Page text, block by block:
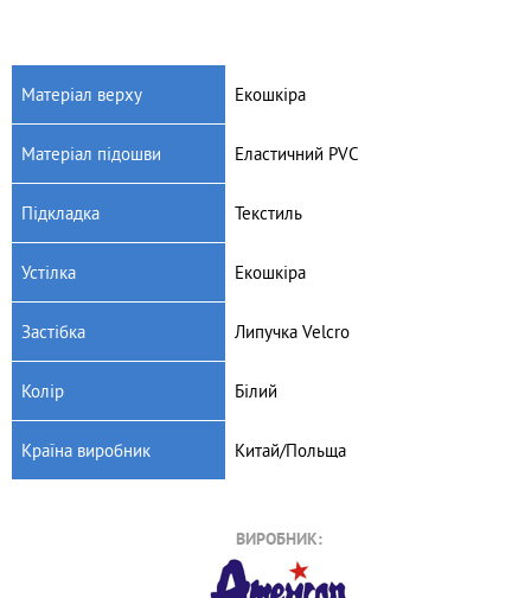
club 395/19
795грн.
Матеріал верху Екошкіра
Матеріал підошви Еластичний PVC
Підкладка Текстиль
Устілка Екошкіра
Застібка Липучка Velcro
Колір Білий
Країна виробник Китай/Польща
ВИРОБНИК: